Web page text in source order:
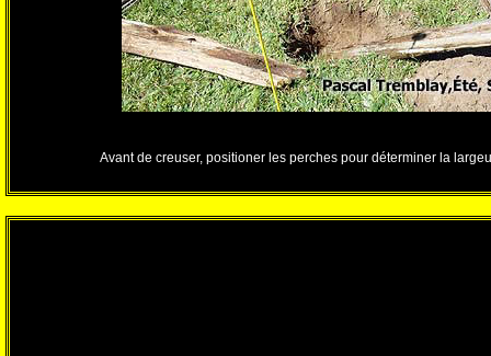
Avant de creuser, positioner les perches pour déterminer la